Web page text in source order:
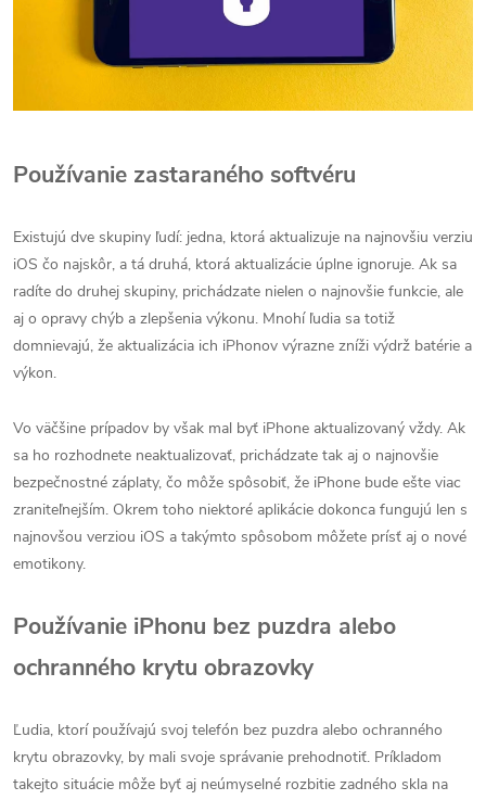
Používanie zastaraného softvéru
Existujú dve skupiny ľudí: jedna, ktorá aktualizuje na najnovšiu verziu
iOS čo najskôr, a tá druhá, ktorá aktualizácie úplne ignoruje. Ak sa
radíte do druhej skupiny, prichádzate nielen o najnovšie funkcie, ale
aj o opravy chýb a zlepšenia výkonu. Mnohí ľudia sa totiž
domnievajú, že aktualizácia ich iPhonov výrazne zníži výdrž batérie a
výkon.
Vo väčšine prípadov by však mal byť iPhone aktualizovaný vždy. Ak
sa ho rozhodnete neaktualizovať, prichádzate tak aj o najnovšie
bezpečnostné záplaty, čo môže spôsobiť, že iPhone bude ešte viac
zraniteľnejším. Okrem toho niektoré aplikácie dokonca fungujú len s
najnovšou verziou iOS a takýmto spôsobom môžete prísť aj o nové
emotikony.
Používanie iPhonu bez puzdra alebo
ochranného krytu obrazovky
Ľudia, ktorí používajú svoj telefón bez puzdra alebo ochranného
krytu obrazovky, by mali svoje správanie prehodnotiť. Príkladom
takejto situácie môže byť aj neúmyselné rozbitie zadného skla na